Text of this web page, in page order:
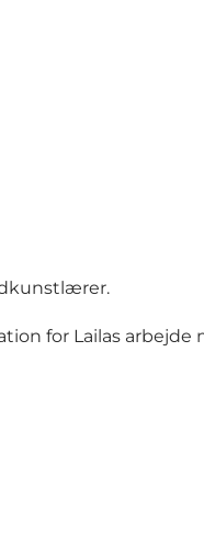
for Lailas arbejde